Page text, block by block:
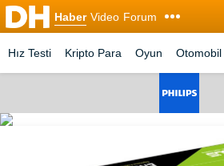
Haber Video Forum
Hız Testi Kripto Para Oyun Otomobil